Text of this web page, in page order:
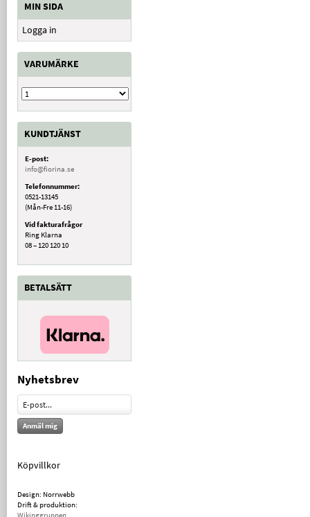
MIN SIDA
Logga in
VARUMÄRKE
KUNDTJÄNST
E-post:
info@fiorina.se
Telefonnummer:
0521-13145
(Mån-Fre 11-16)
Vid fakturafrågor
Ring Klarna
08 – 120 120 10
BETALSÄTT
Nyhetsbrev
Anmäl mig
Köpvillkor
Design: Norrwebb
Drift & produktion:
Wikinggruppen